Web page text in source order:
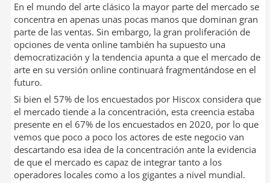
En el mundo del arte clásico la mayor parte del mercado se
concentra en apenas unas pocas manos que dominan gran
parte de las ventas. Sin embargo, la gran proliferación de
opciones de venta online también ha supuesto una
democratización y la tendencia apunta a que el mercado de
arte en su versión online continuará fragmentándose en el
futuro.
Si bien el 57% de los encuestados por Hiscox considera que
el mercado tiende a la concentración, esta creencia estaba
presente en el 67% de los encuestados en 2020, por lo que
vemos que poco a poco los actores de este negocio van
descartando esa idea de la concentración ante la evidencia
de que el mercado es capaz de integrar tanto a los
operadores locales como a los gigantes a nivel mundial.